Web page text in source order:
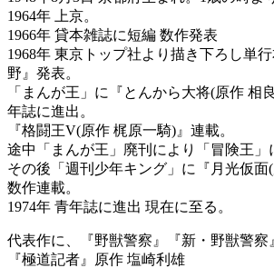
1964年 上京。
1966年 貸本雑誌に短編 数作発表
1968年 東京トップ社より描き下ろし単
野』発表。
「まんが王」に『とんから大将(原作 相
年誌に進出。
『格闘王V(原作 梶原一騎)』連載。
途中「まんが王」廃刊により「冒険王」
その後「週刊少年キング」に『月光仮面
数作連載。
1974年 青年誌に進出 現在に至る。
代表作に、『野獣警察』『新・野獣警察
『極道記者』原作 塩崎利雄